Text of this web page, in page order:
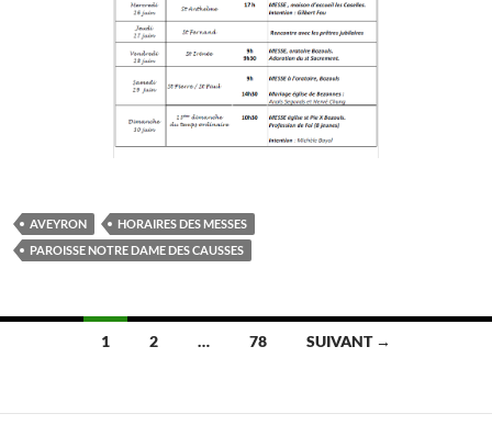
AVEYRON
HORAIRES DES MESSES
PAROISSE NOTRE DAME DES CAUSSES
Navigation
articles
1 2 … 78 SUIVANT →